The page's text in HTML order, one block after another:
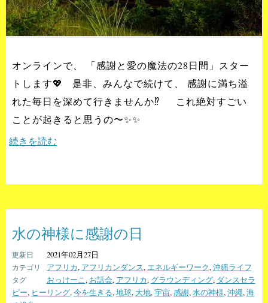
オンラインで、 「感謝と愛の魔法の28日間」スター
トします💖 是非、みんなで続けて、 感謝に満ち溢
れた毎日を深めて行きませんか⁉️ これ絶対すごい
ことが起きると思うの〜✨✨
続きを読む
水の神様に感謝の日
2021年02月27日
アフリカ, アフリカンダンス, エネルギーワーク,沖縄ライフ
おっけーこ, お話会, アフリカ, グラウンディング, ダンスセラ
ピー, ヒーリング,今を生きる,地球, 大地,宇宙,感謝,水の神様,沖縄,海